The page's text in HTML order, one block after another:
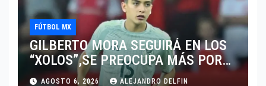
FÚTBOL MX
GILBERTO MORA SEGUIRÁ EN LOS
“XOLOS”,SE PREOCUPA MÁS POR
JUGAR EN SU EQUIPO.
AGOSTO 6, 2026 ALEJANDRO DELFIN